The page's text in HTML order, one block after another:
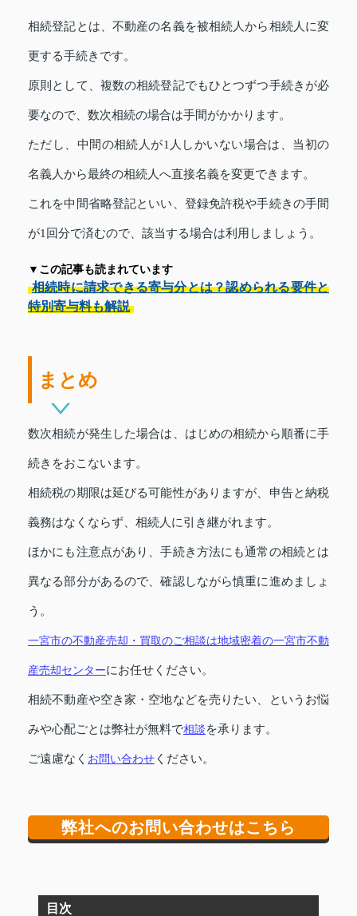
相続登記とは、不動産の名義を被相続人から相続人に変
更する手続きです。
原則として、複数の相続登記でもひとつずつ手続きが必
要なので、数次相続の場合は手間がかかります。
ただし、中間の相続人が1人しかいない場合は、当初の
名義人から最終の相続人へ直接名義を変更できます。
これを中間省略登記といい、登録免許税や手続きの手間
が1回分で済むので、該当する場合は利用しましょう。
▼この記事も読まれています
相続時に請求できる寄与分とは？認められる要件と
特別寄与料も解説
まとめ
数次相続が発生した場合は、はじめの相続から順番に手
続きをおこないます。
相続税の期限は延びる可能性がありますが、申告と納税
義務はなくならず、相続人に引き継がれます。
ほかにも注意点があり、手続き方法にも通常の相続とは
異なる部分があるので、確認しながら慎重に進めましょ
う。
一宮市の不動産売却・買取のご相談は地域密着の一宮市不動
産売却センターにお任せください。
相続不動産や空き家・空地などを売りたい、というお悩
みや心配ごとは弊社が無料で相談を承ります。
ご遠慮なく お問い合わせ ください。
弊社へのお問い合わせはこちら
目次